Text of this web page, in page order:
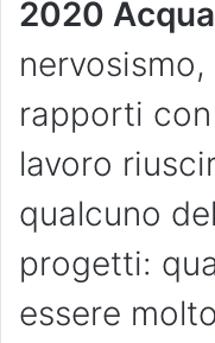
2020
rapporti
lavoro
qualcuno
progetti:
essere